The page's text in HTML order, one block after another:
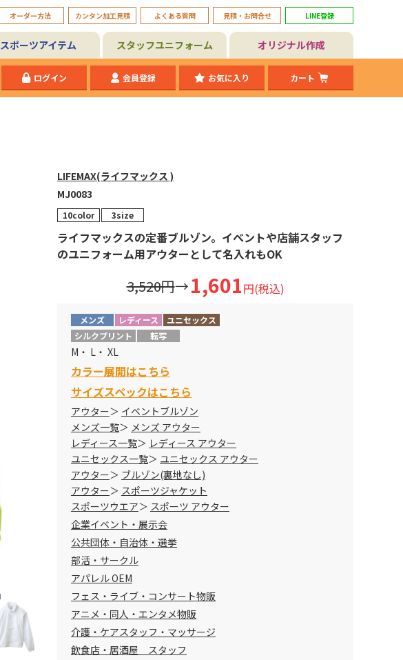
オーダー方法 カンタン加工見積 よくある質問 見積・お問合せ LINE登録
スポーツアイテム スタッフユニフォーム オリジナル作成
ログイン 会員登録 お気に入り カート
LIFEMAX(ライフマックス )
MJ0083
10color 3size
ライフマックスの定番ブルゾン。イベントや店舗スタッフ
のユニフォーム用アウターとして名入れもOK
3,520円→1,601円(税込)
メンズ レディース
ユニセックス
シルクプリント
転写
M・ L・ XL
カラー展開はこちら
サイズスペックはこちら
アウター
イベントブルゾン
メンズ一覧
メンズ アウター
レディース一覧
レディース アウター
ユニセックス一覧
ユニセックス アウター
アウター
ブルゾン(裏地なし)
アウター
スポーツジャケット
スポーツウエア
スポーツ アウター
企業イベント・展示会
公共団体・自治体・選挙
部活・サークル
アパレル OEM
フェス・ライブ・コンサート物販
アニメ・同人・エンタメ物販
介護・ケアスタッフ・マッサージ
飲食店・居酒屋 スタッフ